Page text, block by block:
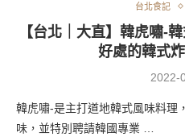
台北食記
【台北｜大直】韓虎嘯-
好處的韓式
2022-
韓虎嘯-是主打道地韓式風味料理
味，並特別聘請韓國專業 …